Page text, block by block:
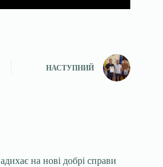
НАСТУПНИЙ
на нові добрі справи